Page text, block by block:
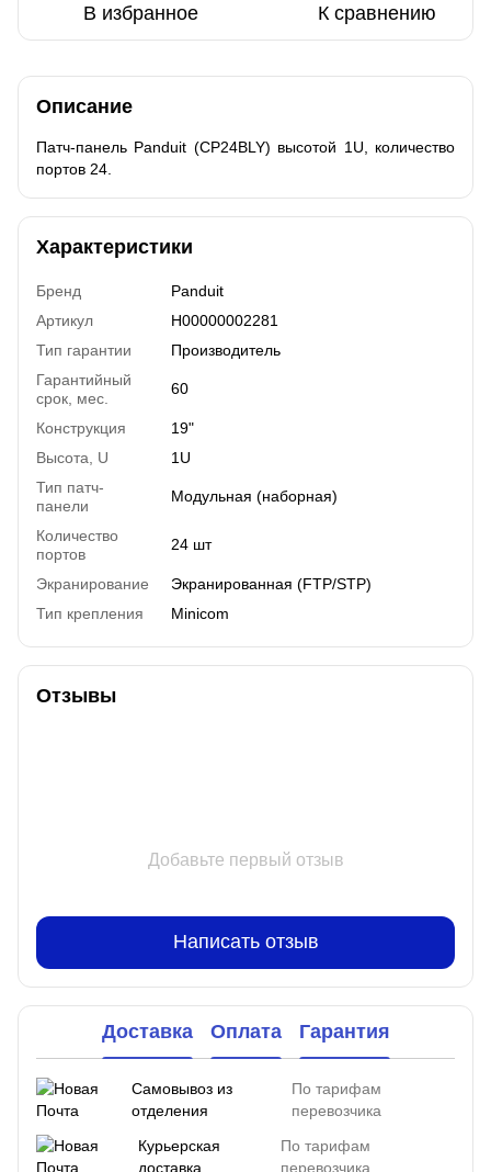
В избранное К сравнению
Описание
Патч-панель Panduit (CP24BLY) высотой 1U, количество
портов 24.
Характеристики
Бренд
Panduit
Артикул
H00000002281
Тип гарантии
Производитель
Гарантийный
срок, мес.
60
Конструкция
19"
Высота, U
1U
Тип патч-
панели
Модульная (наборная)
Количество
портов
24 шт
Экранирование
Экранированная (FTP/STP)
Тип крепления
Minicom
Отзывы
Добавьте первый отзыв
Написать отзыв
Доставка Оплата Гарантия
Самовывоз из
отделения
По тарифам
перевозчика
Курьерская
доставка
По тарифам
перевозчика